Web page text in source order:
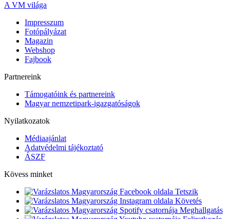
A VM világa
Impresszum
Fotópályázat
Magazin
Webshop
Fajbook
Partnereink
Támogatóink és partnereink
Magyar nemzetipark-igazgatóságok
Nyilatkozatok
Médiaajánlat
Adatvédelmi tájékoztató
ÁSZF
Kövess minket
Tetszik
Követés
Meghallgatás